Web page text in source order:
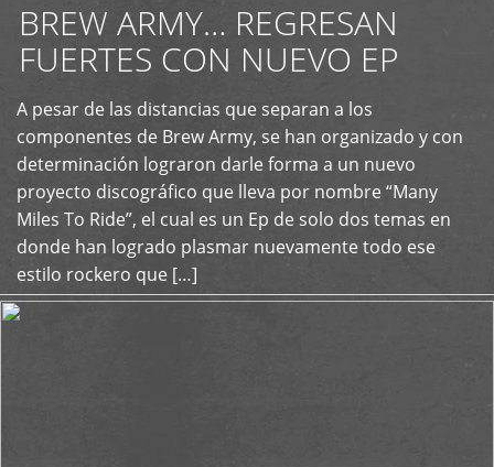
BREW ARMY… REGRESAN
FUERTES CON NUEVO EP
A pesar de las distancias que separan a los
componentes de Brew Army, se han organizado y con
determinación lograron darle forma a un nuevo
proyecto discográfico que lleva por nombre “Many
Miles To Ride”, el cual es un Ep de solo dos temas en
donde han logrado plasmar nuevamente todo ese
estilo rockero que […]
+